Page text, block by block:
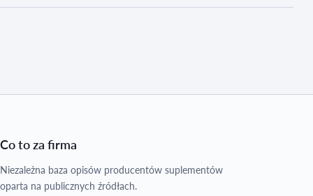
Co to za firma
Niezależna baza opisów producentów suplementów
oparta na publicznych źródłach.